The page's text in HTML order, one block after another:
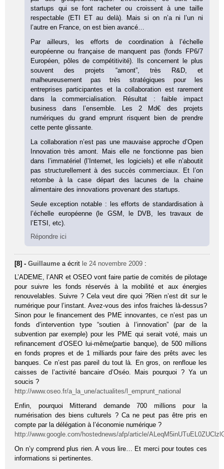
startups qui se font racheter ou croissent à une taille
respectable (ETI ET au delà). Mais si on n’a ni l’un ni
l’autre en France, on est bien avancé…
Par ailleurs, les efforts de coordination à l’échelle
européenne ou française de manquent pas (fonds FP6/7
Européen, pôles de compétitivité). Ils concernent le plus
souvent des projets “amont”, très R&D, et
malheureusement pas très stratégiques pour les
entreprises participantes et la collaboration est rarement
dans la commercialisation. Résultat : faible impact
business dans l’ensemble. Les 2 Md€ des projets
numériques du grand emprunt risquent bien de prendre
cette pente glissante.
La collaboration n’est pas une mauvaise approche d’Open
Innovation très amont. Mais elle ne fonctionne pas bien
dans l’immatériel (l’Internet, les logiciels) et elle n’aboutit
pas structurellement à des succès commerciaux. Et l’on
retombe à la case départ des lacunes de la chaine
alimentaire des innovations provenant des startups.
Seule exception notable : les efforts de standardisation à
l’échelle européenne (le GSM, le DVB, les travaux de
l’ETSI, etc).
Répondre ici
[8] -Guillaume a écrit le 24 novembre 2009 :
L’ADEME, l’ANR et OSEO vont faire partie de comités de pilotage
pour suivre les fonds réservés à la mobilité et aux énergies
renouvelables. Suivre ? Cela veut dire quoi ?Rien n’est dit sur le
numérique pour l’instant. Avez-vous des infos fraiches là-dessus?
Sinon pour le financement des PME innovantes, ce n’est pas un
fonds d’intervention type “soutien à l’innovation” (par de la
subvention par exemple) pour les PME qui serait voté, mais un
refinancement d’OSEO lui-même(partie banque), de 500 millions
en fonds propres et de 1 milliards pour faire des prêts avec les
banques. Ce n’est pas pareil du tout là. En gros, on renfloue les
caisses de l’activité bancaire d’Oséo. Mais pourquoi ? Ya un
soucis ?
http://www.oseo.fr/a_la_une/actualites/l_emprunt_national
Enfin, pourquoi Mitterand demande 700 millions pour la
numérisation des biens culturels ? Ca ne peut pas être pris en
compte par la délégation à l’économie numérique ?
http://www.google.com/hostednews/afp/article/
On n’y comprend plus rien. A vous lire… Et merci pour toutes ces
informations si pertinentes.